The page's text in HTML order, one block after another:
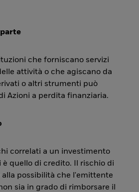
che forniscano servizi
attività o che agiscano da
o altri strumenti può
Azioni a perdita finanziaria.
correlati a un investimento
è quello di credito. Il rischio di
possibilità che l'emittente
sia in grado di rimborsare il